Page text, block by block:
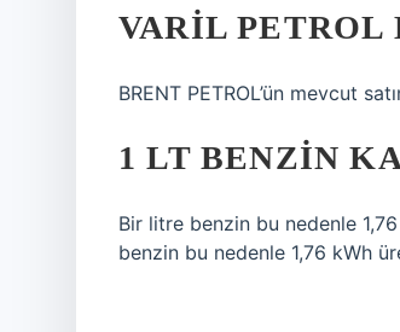
VARIL PETROL
BRENT PETROL’ün mevcut
1 LT BENZIN
Bir litre benzin bu nedenle
benzin bu nedenle 1,76 kWh